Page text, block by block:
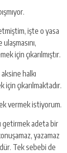
işte o yasa
için çıkarılmıştır.
halkı
çıkarılmaktadır.
vermek istiyorum.
getirmek adeta bir
yazamaz
Tek sebebi de